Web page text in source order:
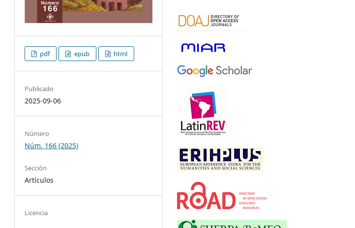
pdf epub html
Publicado
2025-09-06
Número
Núm. 166 (2025)
Sección
Artículos
Licencia